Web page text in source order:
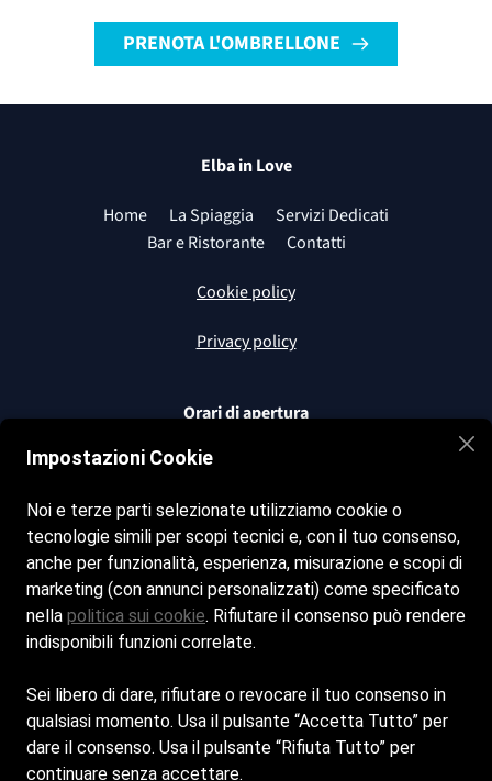
PRENOTA L'OMBRELLONE
Elba in Love
Home La Spiaggia
Servizi Dedicati
Bar e Ristorante
Contatti
Cookie policy
Privacy policy
Orari di apertura
Tutti i giorni dalle 8:00 alle 20:00
Seguici sui nostri social
Facebook
Contatti
+39 3938060357
Impostazioni Cookie
Noi e terze parti selezionate utilizziamo cookie o
tecnologie simili per scopi tecnici e, con il tuo consenso,
anche per funzionalità, esperienza, misurazione e scopi di
marketing (con annunci personalizzati) come specificato
nella politica sui cookie. Rifiutare il consenso può rendere
indisponibili funzioni correlate.
Sei libero di dare, rifiutare o revocare il tuo consenso in
qualsiasi momento. Usa il pulsante “Accetta Tutto” per
dare il consenso. Usa il pulsante “Rifiuta Tutto” per
continuare senza accettare.